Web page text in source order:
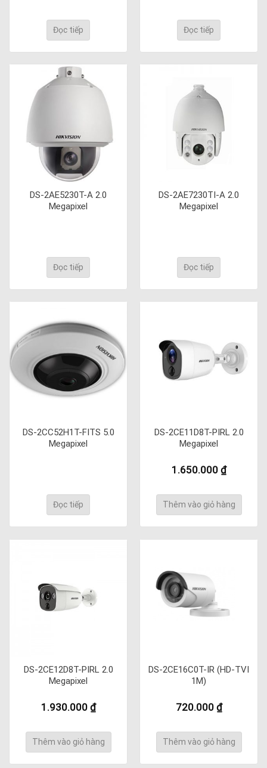
Đọc tiếp Đọc tiếp
DS-2AE5230T-A 2.0
Megapixel
Đọc tiếp
DS-2AE7230TI-A 2.0
Megapixel
Đọc tiếp
DS-2CC52H1T-FITS 5.0
Megapixel
Đọc tiếp
DS-2CE11D8T-PIRL 2.0
Megapixel
1.650.000 ₫
Thêm vào giỏ hàng
DS-2CE12D8T-PIRL 2.0
Megapixel
1.930.000 ₫
Thêm vào giỏ hàng
DS-2CE16C0T-IR (HD-TVI
1M)
720.000 ₫
Thêm vào giỏ hàng